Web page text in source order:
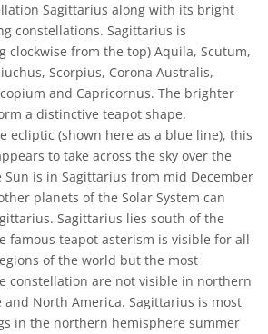
Sagittarius along with its bright
constellations. Sagittarius is
clockwise from the top) Aquila, Scutum,
Scorpius, Corona Australis,
and Capricornus. The brighter
a distinctive teapot shape.
ecliptic (shown here as a blue line), this
to take across the sky over the
Sun is in Sagittarius from mid December
planets of the Solar System can
Sagittarius lies south of the
famous teapot asterism is visible for all
of the world but the most
constellation are not visible in northern
and North America. Sagittarius is most
in the northern hemisphere summer